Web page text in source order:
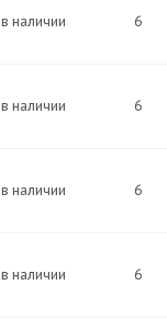
в наличии 6
в наличии 6
в наличии 6
в наличии 6